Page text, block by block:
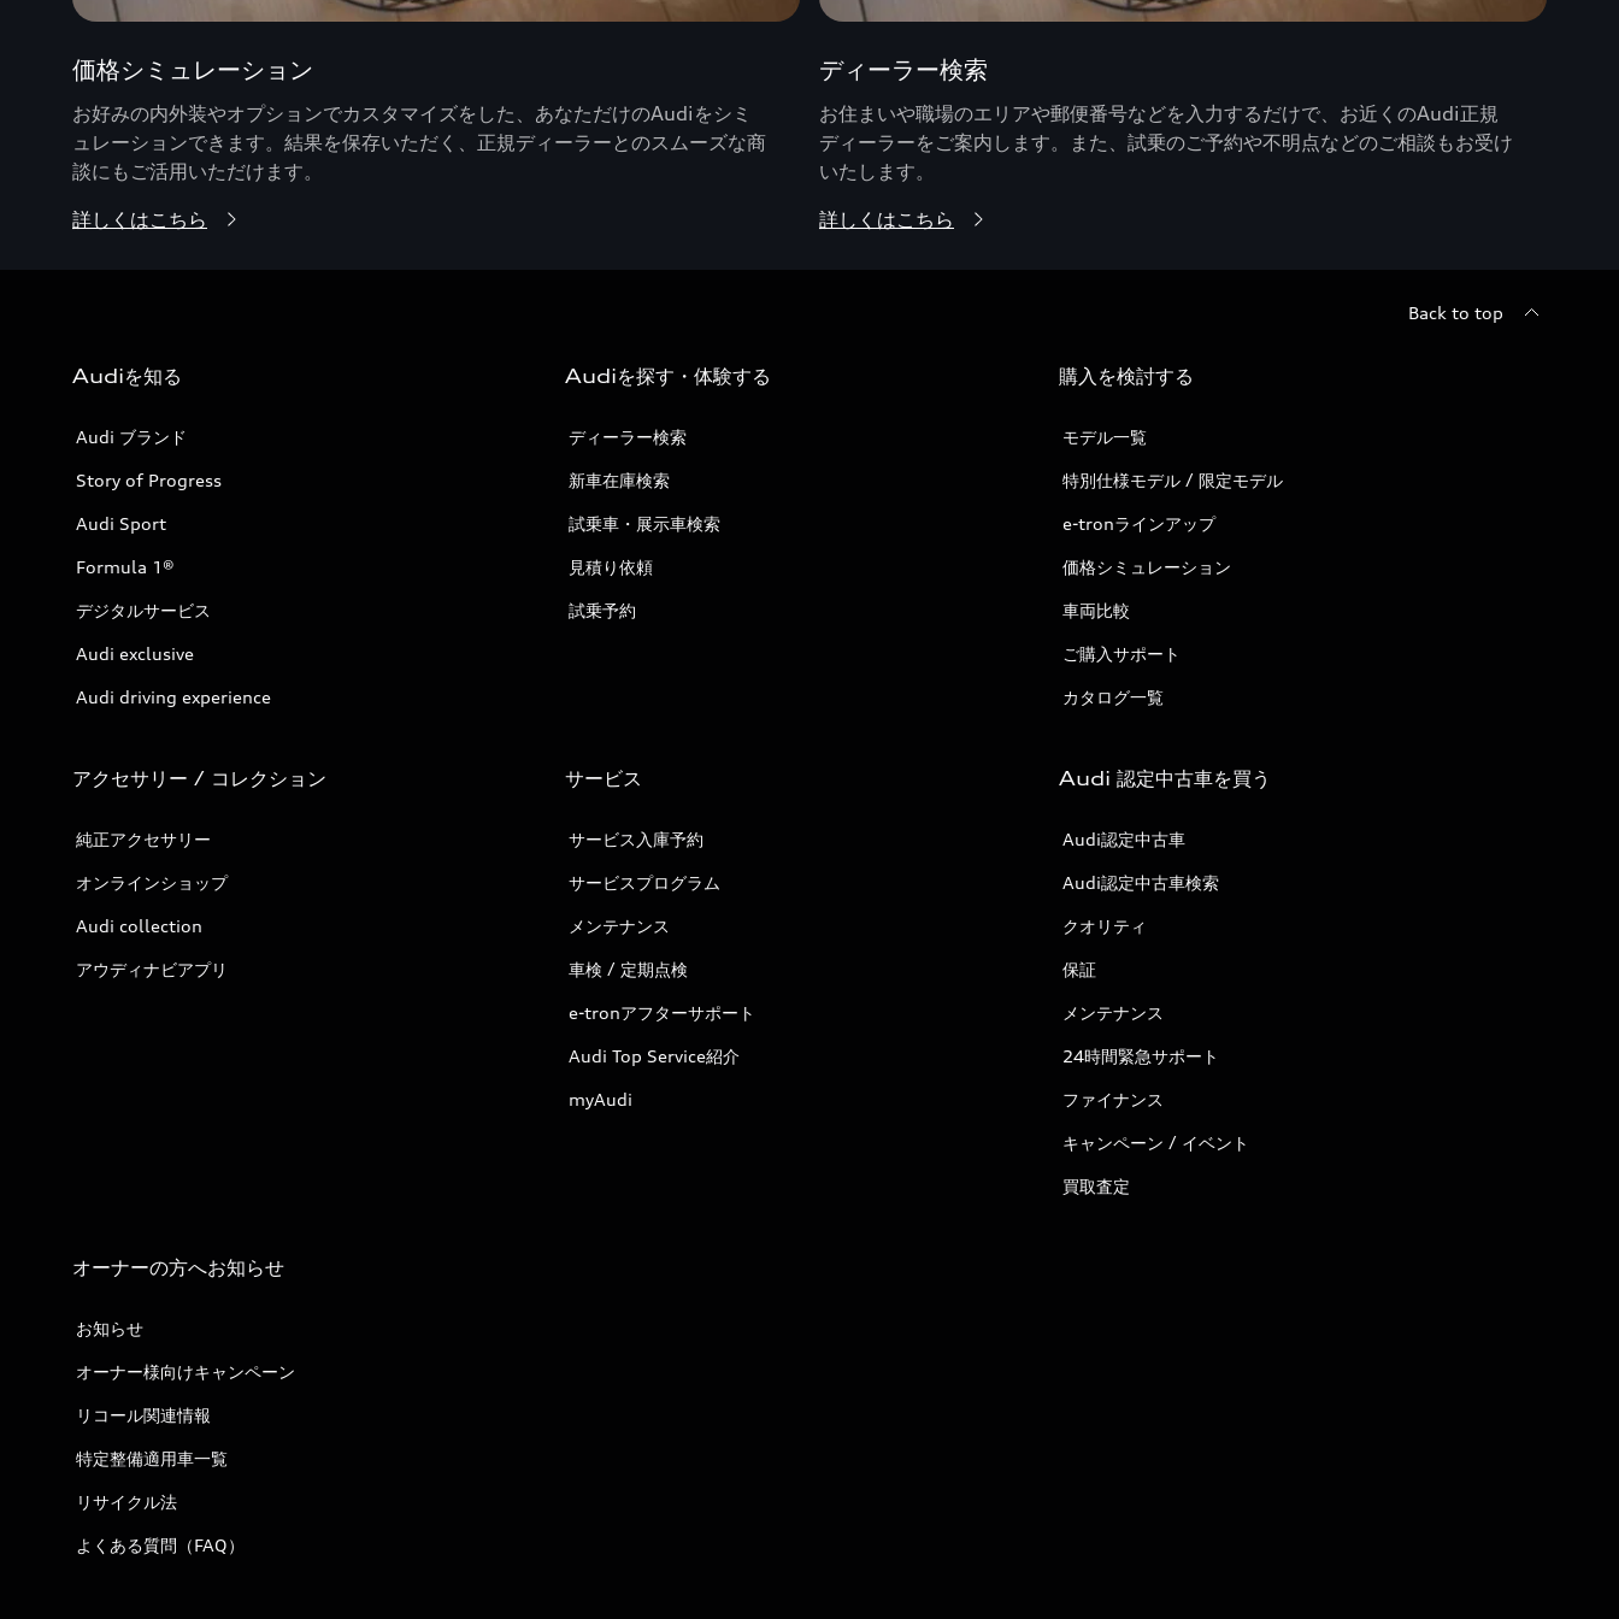
価格シミュレーション
お好みの内外装やオプションでカスタマイズをした、あなただけのAudiをシミ
ュレーションできます。結果を保存いただく、正規ディーラーとのスムーズな商
談にもご活用いただけます。
詳しくはこちら
ディーラー検索
お住まいや職場のエリアや郵便番号などを入力するだけで、お近くのAudi正規
ディーラーをご案内します。また、試乗のご予約や不明点などのご相談もお受け
いたします。
詳しくはこちら
Back to top
Audiを知る
Audi ブランド
Story of Progress
Audi Sport
Formula 1®
デジタルサービス
Audi exclusive
Audi driving experience
Audiを探す・体験する
ディーラー検索
新車在庫検索
試乗車・展示車検索
見積り依頼
試乗予約
購入を検討する
モデル一覧
特別仕様モデル / 限定モデル
e-tronラインアップ
価格シミュレーション
車両比較
ご購入サポート
カタログ一覧
アクセサリー / コレクション
純正アクセサリー
オンラインショップ
Audi collection
アウディナビアプリ
サービス
サービス入庫予約
サービスプログラム
メンテナンス
車検 / 定期点検
e-tronアフターサポート
Audi Top Service紹介
myAudi
Audi 認定中古車を買う
Audi認定中古車
Audi認定中古車検索
クオリティ
保証
メンテナンス
24時間緊急サポート
ファイナンス
キャンペーン / イベント
買取査定
オーナーの方へお知らせ
お知らせ
オーナー様向けキャンペーン
リコール関連情報
特定整備適用車一覧
リサイクル法
よくある質問（FAQ）